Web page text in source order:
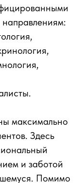
максимально
Здесь
и заботой
Помимо